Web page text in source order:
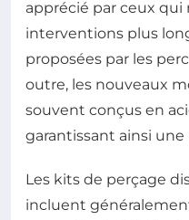
apprécié par ceux
interventions plus
proposées par les
outre, les nouveaux
souvent conçus en
garantissant ainsi
Les kits de perçage
incluent